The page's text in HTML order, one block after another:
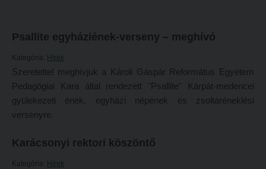
Intézményi pontok igazolása
Hitéleti képzések jelentkezési lapja
Átvétel más felsőoktatási intézményből
Jelentkezési lapok, nyomtatványok
PK Felvételi Tájékoztató kiadvány
Hallgatói véleményvideók
Intézményi pontok
Psallite egyháziének-verseny – meghívó
Kategória: Hírek
Szeretettel meghívjuk a Károli Gáspár Református Egyetem
Pedagógiai Kara által rendezett "Psallite" Kárpát-medencei
gyülekezeti ének, egyházi népének és zsoltáréneklési
versenyre.
Karácsonyi rektori köszöntő
Kategória: Hírek